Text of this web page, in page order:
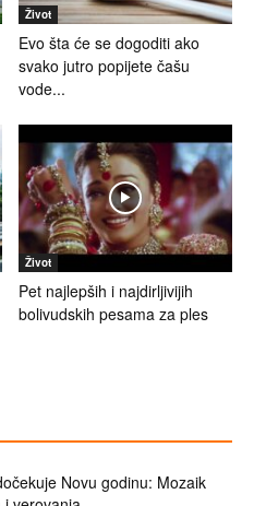
Život
Evo šta će se dogoditi ako
svako jutro popijete čašu
vode...
Život
Pet najlepših i najdirljivijih
bolivudskih pesama za ples
Novu godinu: Mozaik